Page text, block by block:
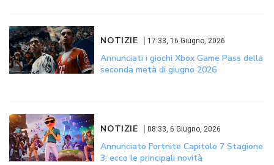
NOTIZIE 17:33, 16 Giugno, 2026
Annunciati i giochi Xbox Game Pass della
seconda metà di giugno 2026
NOTIZIE 08:33, 6 Giugno, 2026
Annunciato Fortnite Capitolo 7 Stagione
3: ecco le principali novità